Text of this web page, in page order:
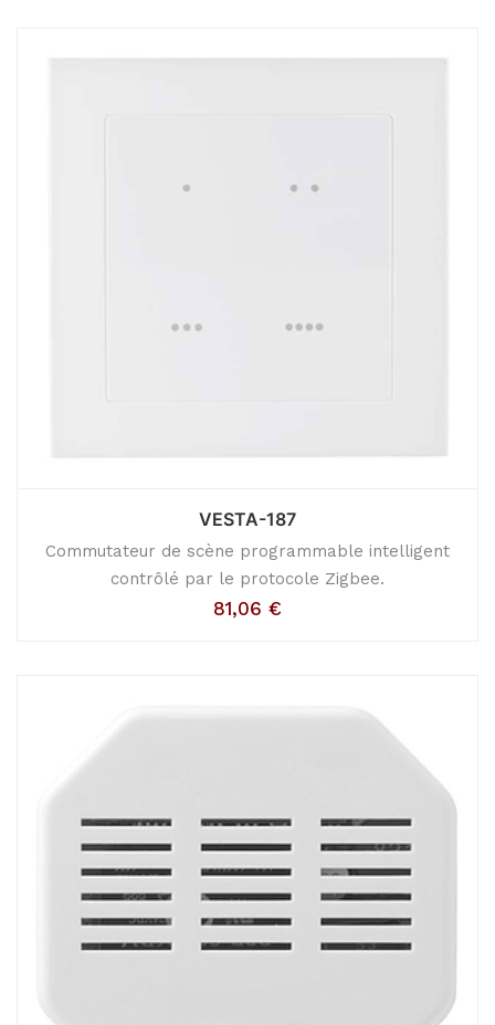
VESTA-187
Commutateur de scène programmable intelligent
contrôlé par le protocole Zigbee.
81,06 €